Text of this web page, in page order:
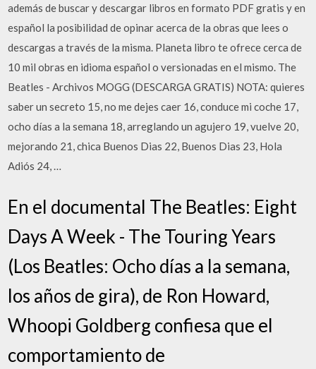
además de buscar y descargar libros en formato PDF gratis y en
español la posibilidad de opinar acerca de la obras que lees o
descargas a través de la misma. Planeta libro te ofrece cerca de
10 mil obras en idioma español o versionadas en el mismo. The
Beatles - Archivos MOGG (DESCARGA GRATIS) NOTA: quieres
saber un secreto 15, no me dejes caer 16, conduce mi coche 17,
ocho días a la semana 18, arreglando un agujero 19, vuelve 20,
mejorando 21, chica Buenos Dias 22, Buenos Dias 23, Hola
Adiós 24, …
En el documental The Beatles: Eight
Days A Week - The Touring Years
(Los Beatles: Ocho días a la semana,
los años de gira), de Ron Howard,
Whoopi Goldberg confiesa que el
comportamiento de